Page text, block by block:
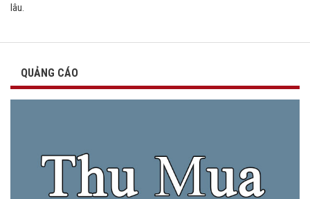
lâu.
QUẢNG CÁO